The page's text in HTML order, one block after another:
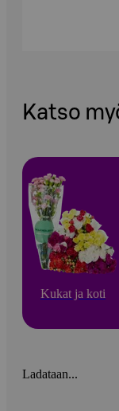
Katso
Kukat ja koti
Ladataan...